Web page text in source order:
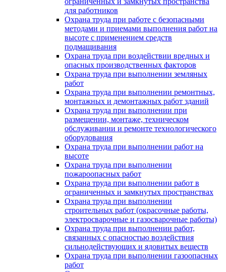
для работников
Охрана труда при работе с безопасными
методами и приемами выполнения работ на
высоте с применением средств
подмащивания
Охрана труда при воздействии вредных и
опасных производственных факторов
Охрана труда при выполнении земляных
работ
Охрана труда при выполнении ремонтных,
монтажных и демонтажных работ зданий
Охрана труда при выполнении при
размещении, монтаже, техническом
обслуживании и ремонте технологического
оборудования
Охрана труда при выполнении работ на
высоте
Охрана труда при выполнении
пожароопасных работ
Охрана труда при выполнении работ в
ограниченных и замкнутых пространствах
Охрана труда при выполнении
строительных работ (окрасочные работы,
электросварочные и газосварочные работы)
Охрана труда при выполнении работ,
связанных с опасностью воздействия
сильнодействующих и ядовитых веществ
Охрана труда при выполнении газоопасных
работ